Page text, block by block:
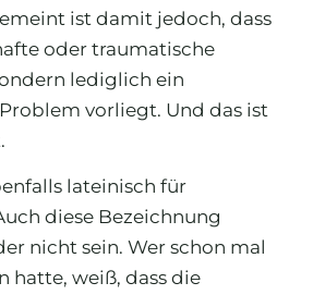
ist damit jedoch, dass
oder traumatische
lediglich ein
vorliegt. Und das ist
lateinisch für
diese Bezeichnung
nicht sein. Wer schon mal
hatte, weiß, dass die